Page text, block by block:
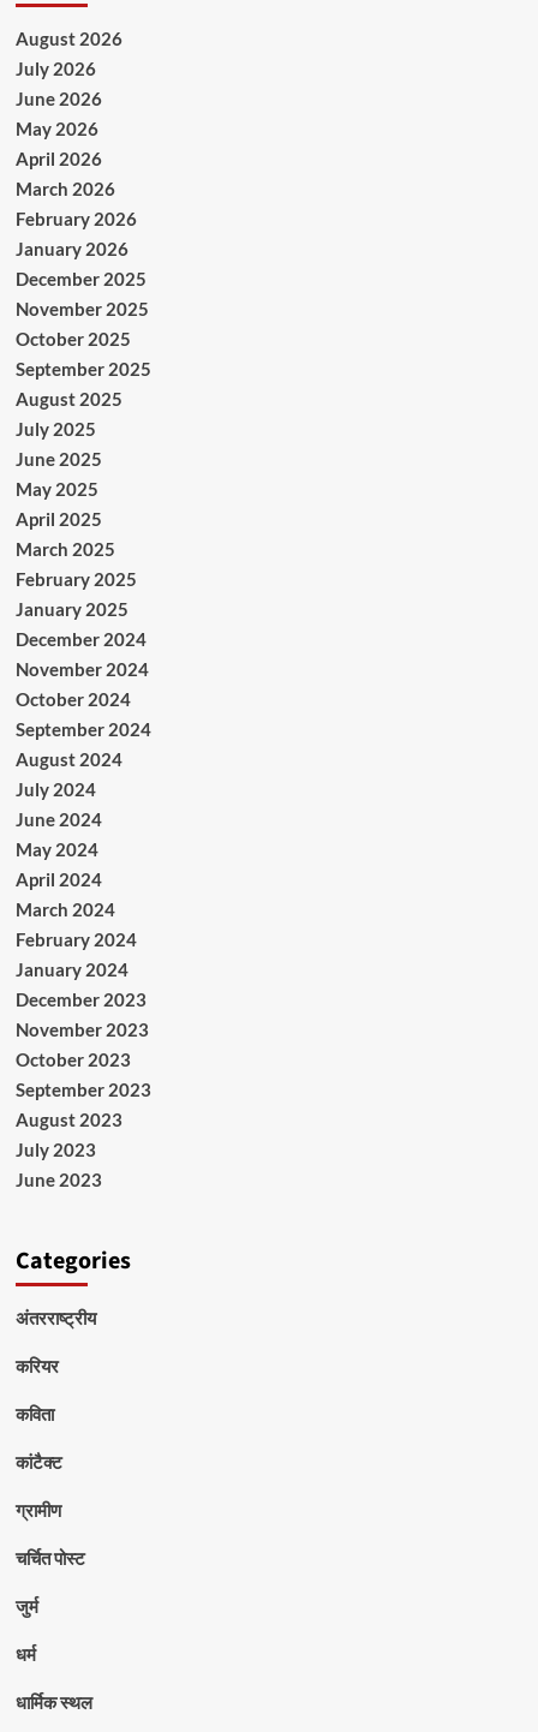
August 2026
July 2026
June 2026
May 2026
April 2026
March 2026
February 2026
January 2026
December 2025
November 2025
October 2025
September 2025
August 2025
July 2025
June 2025
May 2025
April 2025
March 2025
February 2025
January 2025
December 2024
November 2024
October 2024
September 2024
August 2024
July 2024
June 2024
May 2024
April 2024
March 2024
February 2024
January 2024
December 2023
November 2023
October 2023
September 2023
August 2023
July 2023
June 2023
Categories
अंतरराष्ट्रीय
करियर
कविता
कांटैक्ट
ग्रामीण
चर्चित पोस्ट
जुर्म
धर्म
धार्मिक स्थल